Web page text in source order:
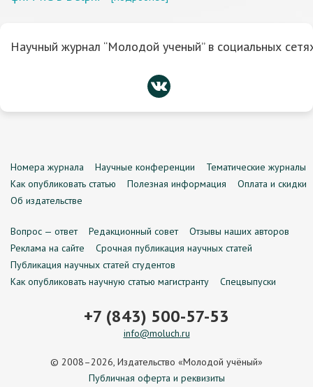
Научный журнал “Молодой ученый” в социальных
Номера журнала Научные конференции
Тематические журналы
Как опубликовать статью
Полезная информация
Оплата и скидки
Об издательстве
Вопрос — ответ Редакционный совет
Отзывы наших авторов
Реклама на сайте
Срочная публикация научных статей
Публикация научных статей студентов
Как опубликовать научную статью магистранту
Спецвыпуски
+7 (843) 500-57-53
info@moluch.ru
© 2008–2026, Издательство «Молодой учёный»
Публичная оферта и реквизиты